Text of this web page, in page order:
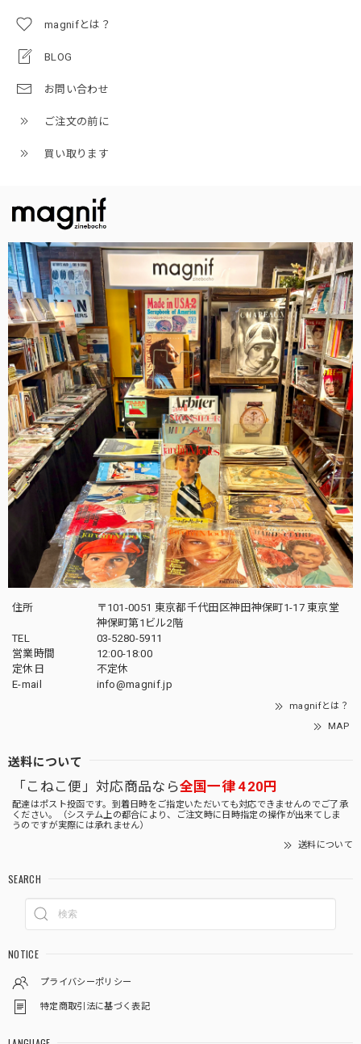
magnifとは？
BLOG
お問い合わせ
ご注文の前に
買い取ります
住所
〒101-0051 東京都千代田区神田神保町1-17 東京堂
神保町第1ビル2階
TEL
03-5280-5911
営業時間
12:00-18:00
定休日
不定休
E-mail
info@magnif.jp
magnifとは？
MAP
送料について
「こねこ便」対応商品なら全国一律 420円
配達はポスト投函です。到着日時をご指定いただいても対応できませんのでご了承
ください。（システム上の都合により、ご注文時に日時指定の操作が出来てしま
うのですが実際には承れません）
送料について
SEARCH
NOTICE
プライバシーポリシー
特定商取引法に基づく表記